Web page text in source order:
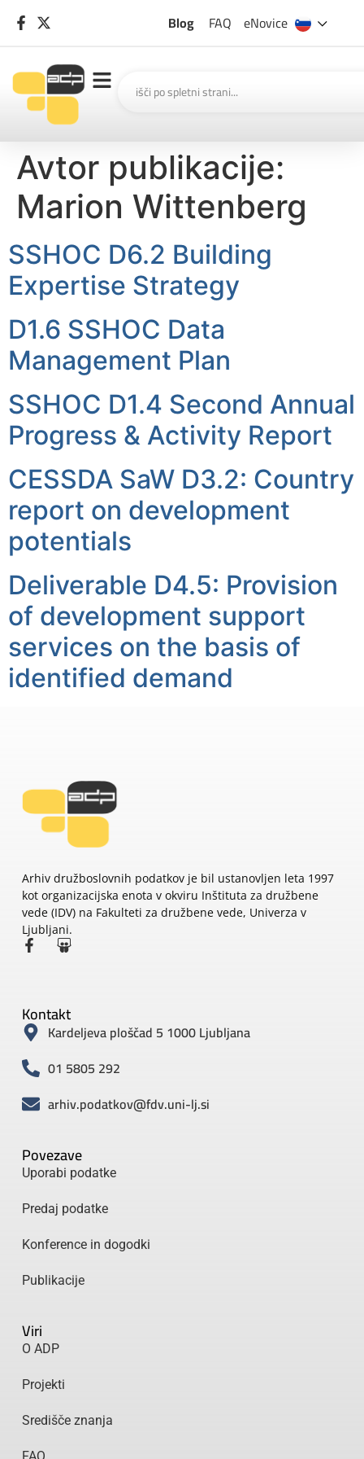
Blog FAQ eNovice
Avtor publikacije:
Marion Wittenberg
SSHOC D6.2 Building
Expertise Strategy
D1.6 SSHOC Data
Management Plan
SSHOC D1.4 Second Annual
Progress & Activity Report
CESSDA SaW D3.2: Country
report on development
potentials
Deliverable D4.5: Provision
of development support
services on the basis of
identified demand
Arhiv družboslovnih podatkov je bil ustanovljen leta 1997
kot organizacijska enota v okviru Inštituta za družbene
vede (IDV) na Fakulteti za družbene vede, Univerza v
Ljubljani.
Povezave
Uporabi podatke
Predaj podatke
Konference in dogodki
Publikacije
Viri
O ADP
Projekti
Središče znanja
Kontakt
Kardeljeva ploščad 5 1000 Ljubljana
01 5805 292
arhiv.podatkov@fdv.uni-lj.si